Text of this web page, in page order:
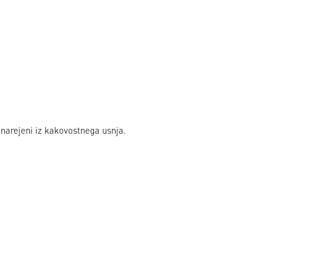
iz kakovostnega usnja.